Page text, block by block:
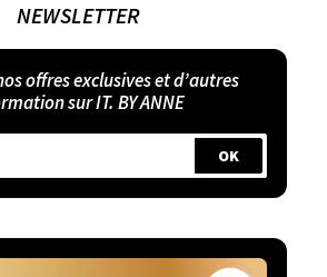
NEWSLETTER
offres exclusives et d’autres
sur IT. BY ANNE